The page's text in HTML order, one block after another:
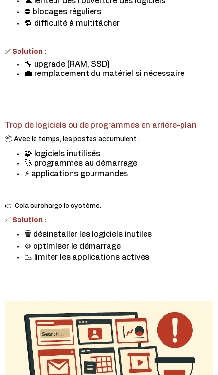
⛔ blocages réguliers
🔁 difficulté à multitâcher
✅ Solution :
🔧 upgrade (RAM, SSD)
💼 remplacement du matériel si nécessaire
Trop de logiciels ou de programmes en arrière-plan
📦 Avec le temps, les postes accumulent :
🧩 logiciels inutilisés
🚀 programmes au démarrage
⚡ applications gourmandes
👉 Cela surcharge le système.
✅ Solution :
🗑️ désinstaller les logiciels inutiles
⚙️ optimiser le démarrage
📉 limiter les applications actives